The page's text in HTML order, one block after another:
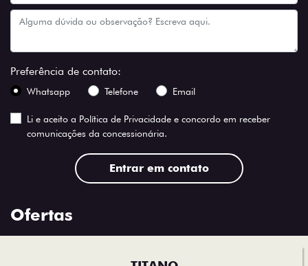
Preferência de contato:
Whatsapp Telefone Email
Li e aceito a Política de Privacidade e concordo em receber
comunicações da concessionária.
Entrar em contato
Ofertas